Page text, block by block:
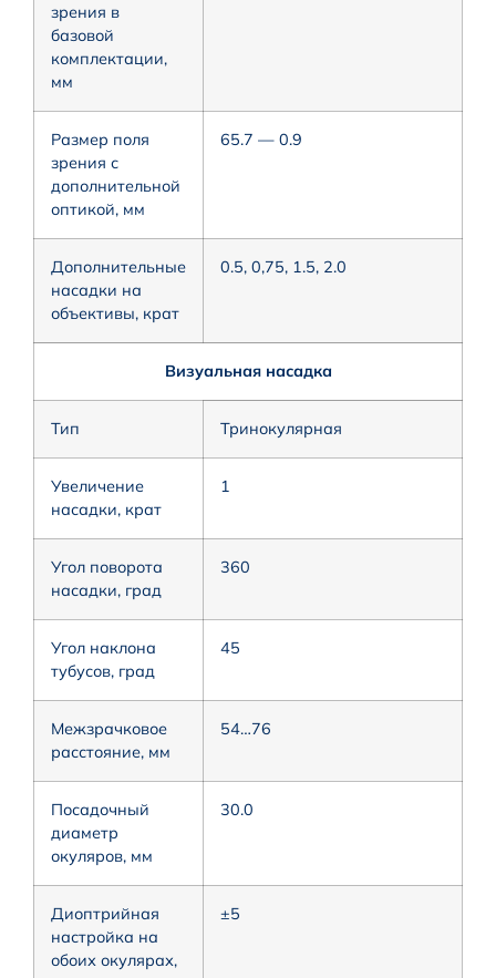
зрения в
базовой
комплектации,
мм
Размер поля
зрения с
дополнительной
оптикой, мм
65.7 — 0.9
Дополнительные
насадки на
объективы, крат
0.5, 0,75, 1.5, 2.0
Визуальная насадка
Тип Тринокулярная
Увеличение
насадки, крат
1
Угол поворота
насадки, град
360
Угол наклона
тубусов, град
45
Межзрачковое
расстояние, мм
54…76
Посадочный
диаметр
окуляров, мм
30.0
Диоптрийная
настройка на
обоих окулярах,
±5